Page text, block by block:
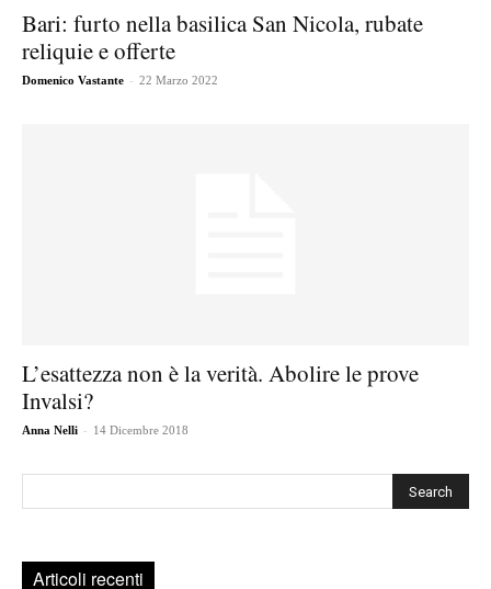
Bari: furto nella basilica San Nicola, rubate
reliquie e offerte
Domenico Vastante - 22 Marzo 2022
L’esattezza non è la verità. Abolire le prove
Invalsi?
Anna Nelli - 14 Dicembre 2018
Articoli recenti